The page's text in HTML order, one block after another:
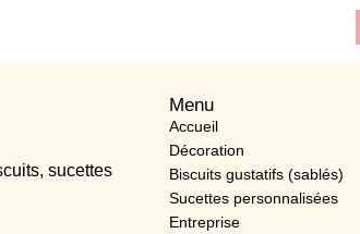
sucettes
Menu
Accueil
Décoration
Biscuits gustatifs (sablés)
Sucettes personnalisées
Entreprise